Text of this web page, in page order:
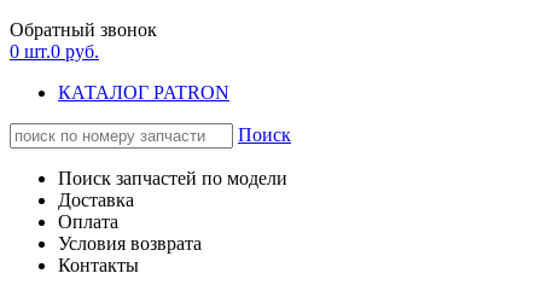
Обратный звонок
0 шт.0 руб.
КАТАЛОГ PATRON
Поиск
Поиск запчастей по модели
Доставка
Оплата
Условия возврата
Контакты